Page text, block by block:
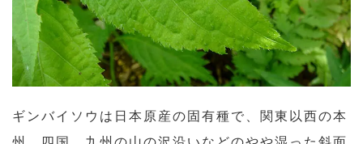
ギンバイソウは日本原産の固有種で、関東以西の本